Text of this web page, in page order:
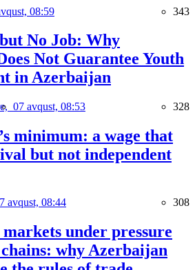
08:59 343
No Job: Why
Not Guarantee Youth
in Azerbaijan
07 avqust, 08:53 328
minimum: a wage that
but not independent
avqust, 08:44 308
under pressure
why Azerbaijan